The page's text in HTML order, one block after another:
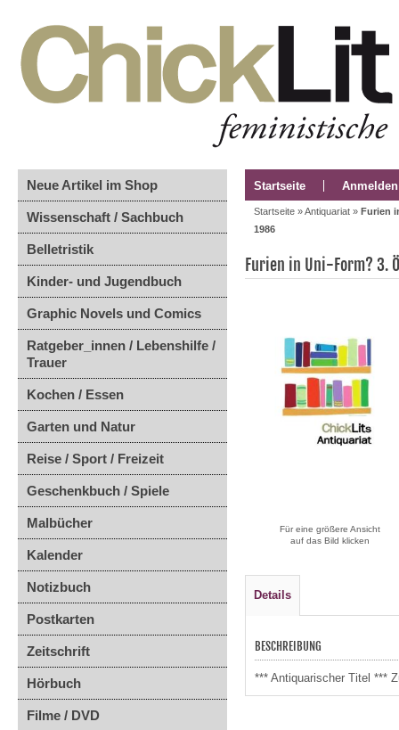
Neue Artikel im Shop
Wissenschaft / Sachbuch
Belletristik
Kinder- und Jugendbuch
Graphic Novels und Comics
Ratgeber_innen / Lebenshilfe /
Trauer
Kochen / Essen
Garten und Natur
Reise / Sport / Freizeit
Geschenkbuch / Spiele
Malbücher
Kalender
Notizbuch
Postkarten
Zeitschrift
Hörbuch
Filme / DVD
Startseite Anmelden
Startseite »Antiquariat » Furien
1986
Furien in Uni-Form? 3.
Für eine größere Ansicht
auf das Bild klicken
Details
BESCHREIBUNG
*** Antiquarischer Titel ***